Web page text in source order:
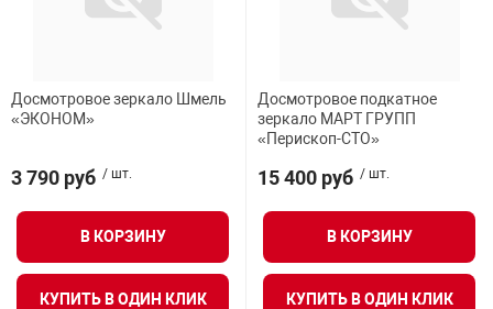
Досмотровое зеркало Шмель
«ЭКОНОМ»
3 790 руб / шт.
В КОРЗИНУ
КУПИТЬ В ОДИН КЛИК
Досмотровое подкатное
зеркало МАРТ ГРУПП
«Перископ-СТО»
15 400 руб / шт.
В КОРЗИНУ
КУПИТЬ В ОДИН КЛИК